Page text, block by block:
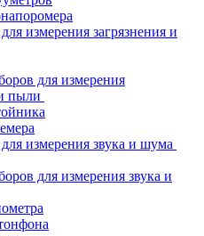
измерения загрязнения и
для измерения
пыли
измерения звука и шума
для измерения звука и